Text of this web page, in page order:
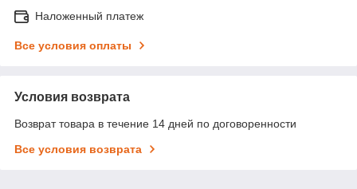
Наложенный платеж
Все условия оплаты
Условия возврата
Возврат товара в течение 14 дней по договоренности
Все условия возврата